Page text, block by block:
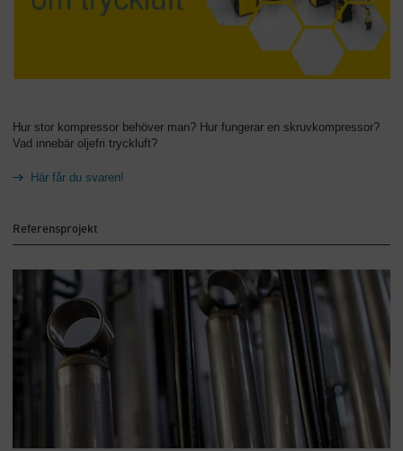
Hur stor kompressor behöver man? Hur fungerar en skruvkompressor?
Vad innebär oljefri tryckluft?
Här får du svaren!
Referensprojekt